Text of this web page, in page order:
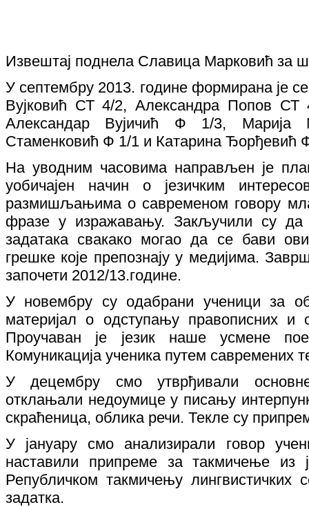
Извештај поднела Славица Марковић за
У септембру 2013. године формирана је
Вујковић СТ 4/2, Александра Попов
Александар Вујичић Ф 1/3,
Стаменковић Ф 1/1 и Катарина Ђорђевић
На уводним часовима направљен је
уобичајен начин о језичким
размишљањима о савременом говору
фразе у изражавању. Закључили су да
задатака свакако могао да се бави
грешке које препознају у медијима.
започети 2012/13.године.
У новембру су одабрани ученици за
материјал о одступању правописних и
Проучаван је језик наше усмене
Комуникација ученика путем савремених
У децембру смо утврђивали
отклањали недоумице у писању
скраћеница, облика речи. Текле су
У јануару смо анализирали говор
наставили припреме за такмичење из
Републичком такмичењу лингвистичких
задатка.